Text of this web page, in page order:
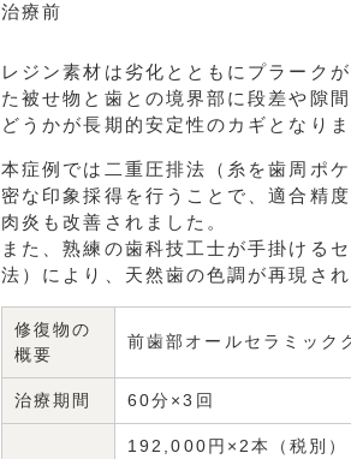
治療前
レジン素材は劣化とともにプラーク
た被せ物と歯との境界部に段差や隙
どうかが長期的安定性のカギとなりま
本症例では二重圧排法（糸を歯周ポ
密な印象採得を行うことで、適合精
肉炎も改善されました。
また、熟練の歯科技工士が手掛ける
法）により、天然歯の色調が再現され
修復物の
概要
前歯部オールセラミック
治療期間 60分×3回
192,000円×2本（税別）